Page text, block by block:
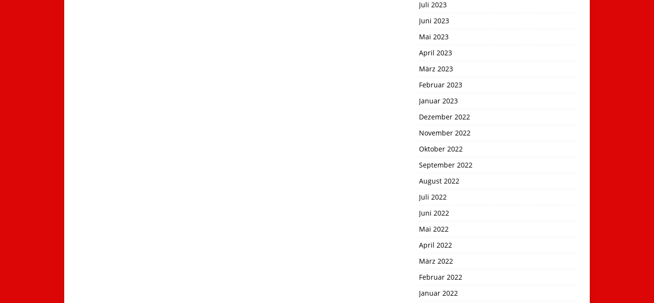
Juli 2023
Juni 2023
Mai 2023
April 2023
März 2023
Februar 2023
Januar 2023
Dezember 2022
November 2022
Oktober 2022
September 2022
August 2022
Juli 2022
Juni 2022
Mai 2022
April 2022
März 2022
Februar 2022
Januar 2022